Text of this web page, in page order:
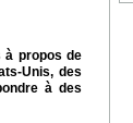
à propos de
Unis, des
à des